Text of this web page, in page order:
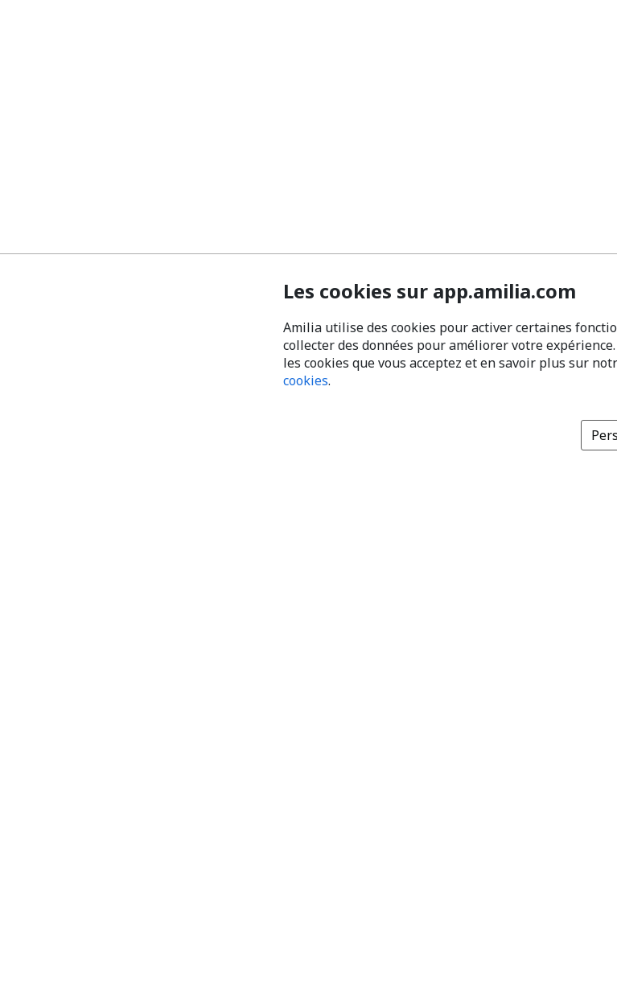
Les cookies sur app.amilia.com
Amilia utilise des cookies pour activer certaines
collecter des données pour améliorer votre
les cookies que vous acceptez et en savoir plus sur
cookies.